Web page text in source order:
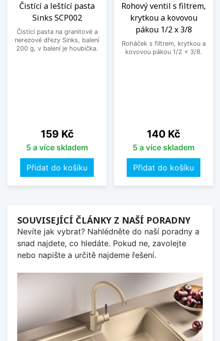
Čistící a leštící pasta
Sinks SCP002
Čistící pasta na granitové a
nerezové dřezy Sinks, balení
200 g, v balení je houbička.
Cena
159 Kč
5 a více skladem
Přidat do košíku
Rohový ventil s filtrem,
krytkou a kovovou
pákou 1/2 x 3/8
Roháček s filtrem, krytkou a
kovovou pákou 1/2 x 3/8.
Cena
140 Kč
5 a více skladem
Přidat do košíku
SOUVISEJÍCÍ ČLÁNKY Z NAŠÍ PORADNY
Nevíte jak vybrat? Nahlédněte do naší poradny a
snad najdete, co hledáte. Pokud ne, zavolejte
nebo napište a určitě najdeme řešení.